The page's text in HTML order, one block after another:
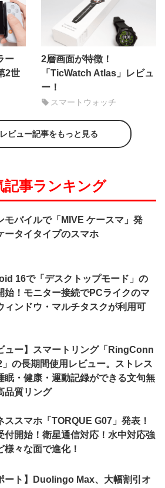
ー
2世
2層画面が特徴！
「TicWatch Atlas」レビュ
ー！
スマートウォッチ
ビュー記事をもっと見る
記事ランキング
モバイルで「MIVE ケースマ」発
ータイタイプのスマホ
16で「デスクトップモード」の
始！モニター接続でPCライクのマ
ィンドウ・マルチタスクが利用可
ュー】スマートリング「RingConn
」の長期間使用レビュー。ストレス
眠・健康・運動記録ができる文句無
品質リング
ススマホ「TORQUE G07」発表！
付開始！衛星通信対応！水中対応強
様々な面で進化！
ート】Duolingo Max、大幅割引オ